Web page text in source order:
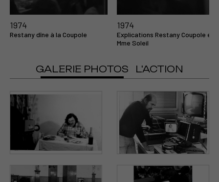
1974
Restany dîne à la Coupole
1974
Explications Restany Coupole et
Mme Soleil
GALERIE PHOTOS L'ACTION